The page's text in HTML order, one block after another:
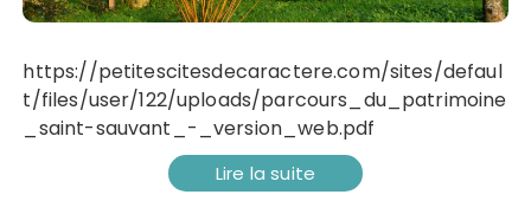
https://petitescitesdecaractere.com/sites/defaul
t/files/user/122/uploads/parcours_du_patrimoine
_saint-sauvant_-_version_web.pdf
Lire la suite